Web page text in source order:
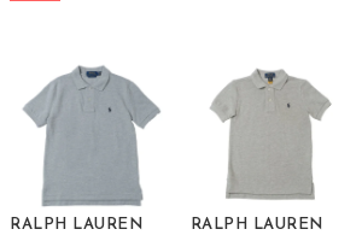
RALPH LAUREN RALPH LAUREN